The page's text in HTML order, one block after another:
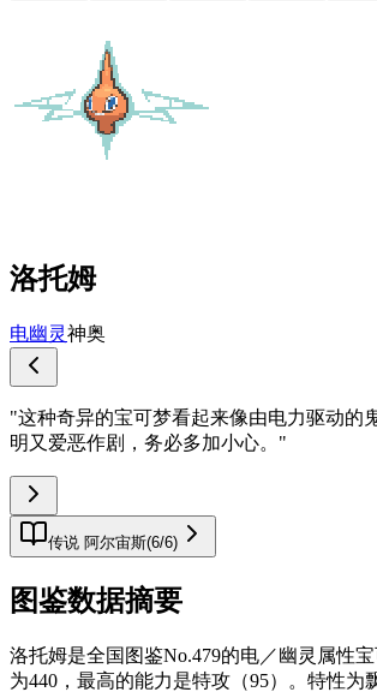
洛托姆
电幽灵神奥
"这种奇异的宝可梦看起来像由电力驱动的
明又爱恶作剧，务必多加小心。 "
传说 阿尔宙斯(6/6)
图鉴数据摘要
洛托姆是全国图鉴No.479的电／幽灵属性
为440，最高的能力是特攻（95）。特性为